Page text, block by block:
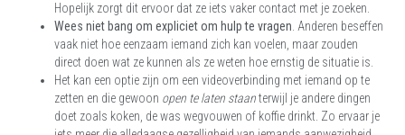
Hopelijk zorgt dit ervoor dat ze iets vaker contact met je zoeken.
Wees niet bang om expliciet om hulp te vragen. Anderen beseffen
vaak niet hoe eenzaam iemand zich kan voelen, maar zouden
direct doen wat ze kunnen als ze weten hoe ernstig de situatie is.
Het kan een optie zijn om een videoverbinding met iemand op te
zetten en die gewoon open te laten staanterwijl je andere dingen
doet zoals koken, de was wegvouwen of koffie drinkt. Zo ervaar je